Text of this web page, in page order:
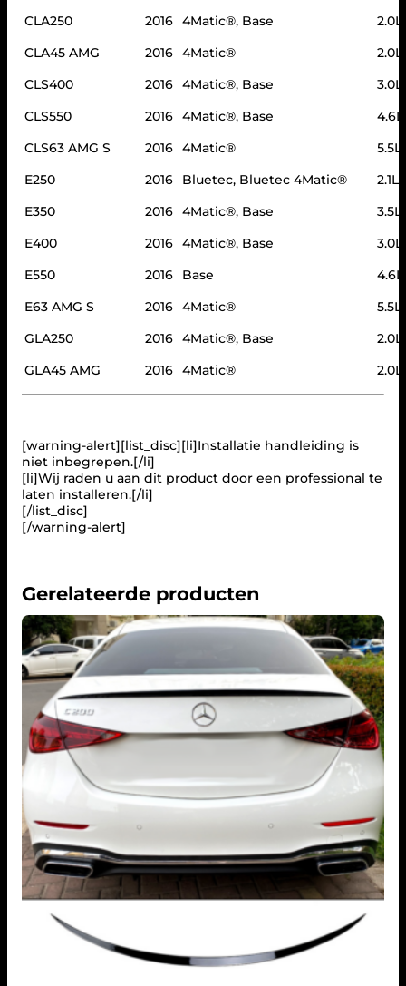
6
6
4
a
t
CLA250
2016 4Matic®, Base
CLA45 AMG
2016 4Matic®
CLS400
2016 4Matic®, Base
CLS550
2016 4Matic®, Base
CLS63 AMG S
2016 4Matic®
E250
2016 Bluetec, Bluetec 4Matic®
2.1L
E350
2016 4Matic®, Base
E400
2016 4Matic®, Base
E550
2016 Base
E63 AMG S
2016 4Matic®
GLA250
2016 4Matic®, Base
GLA45 AMG
2016 4Matic®
[warning-alert][list_disc][li]Installatie handleiding is
niet inbegrepen.[/li]
[li]Wij raden u aan dit product door een professional te
laten installeren.[/li]
[/list_disc]
[/warning-alert]
Gerelateerde producten